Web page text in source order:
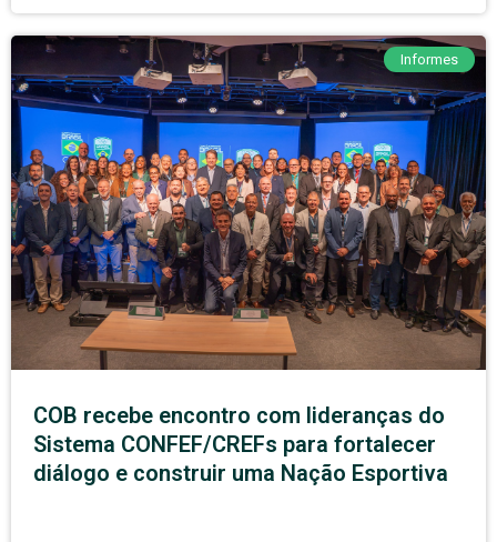
Informes
COB recebe encontro com lideranças do
Sistema CONFEF/CREFs para fortalecer
diálogo e construir uma Nação Esportiva